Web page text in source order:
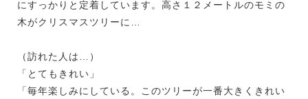
にすっかりと定着しています。高さ１２メートルのモミの
木がクリスマスツリーに…
（訪れた人は…）
「とてもきれい」
「毎年楽しみにしている。このツリーが一番大きくきれい